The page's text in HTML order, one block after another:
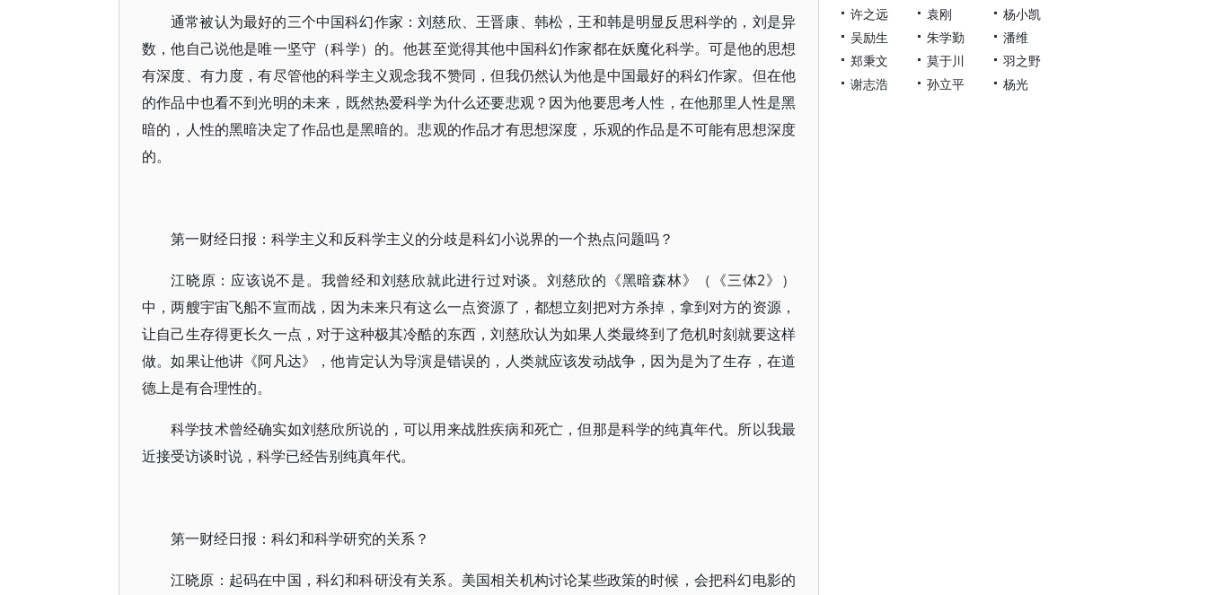
通常被认为最好的三个中国科幻作家：刘慈欣、王晋康、韩松，王和韩是明显反思科学的，刘是异
数，他自己说他是唯一坚守（科学）的。他甚至觉得其他中国科幻作家都在妖魔化科学。可是他的思想
有深度、有力度，有尽管他的科学主义观念我不赞同，但我仍然认为他是中国最好的科幻作家。但在他
的作品中也看不到光明的未来，既然热爱科学为什么还要悲观？因为他要思考人性，在他那里人性是黑
暗的，人性的黑暗决定了作品也是黑暗的。悲观的作品才有思想深度，乐观的作品是不可能有思想深度
的。
第一财经日报：科学主义和反科学主义的分歧是科幻小说界的一个热点问题吗？
江晓原：应该说不是。我曾经和刘慈欣就此进行过对谈。刘慈欣的《黑暗森林》（《三体2》）
中，两艘宇宙飞船不宣而战，因为未来只有这么一点资源了，都想立刻把对方杀掉，拿到对方的资源，
让自己生存得更长久一点，对于这种极其冷酷的东西，刘慈欣认为如果人类最终到了危机时刻就要这样
做。如果让他讲《阿凡达》，他肯定认为导演是错误的，人类就应该发动战争，因为是为了生存，在道
德上是有合理性的。
科学技术曾经确实如刘慈欣所说的，可以用来战胜疾病和死亡，但那是科学的纯真年代。所以我最
近接受访谈时说，科学已经告别纯真年代。
第一财经日报：科幻和科学研究的关系？
江晓原：起码在中国，科幻和科研没有关系。美国相关机构讨论某些政策的时候，会把科幻电影的
许之远
袁刚
杨小凯
吴励生
朱学勤
潘维
郑秉文
莫于川
羽之野
谢志浩
孙立平 杨光